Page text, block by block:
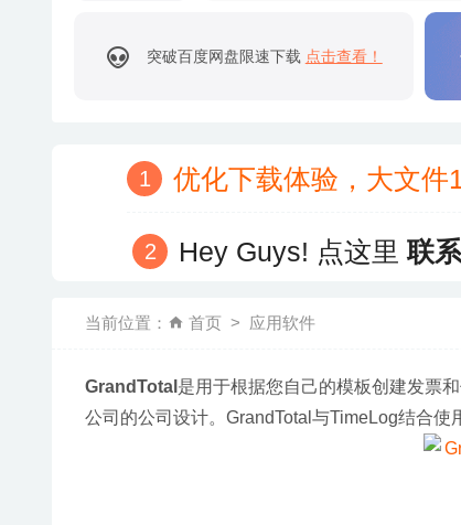
突破百度网盘限速下载 点击查看！
优化下载体验，大文
Hey Guys! 点这里联
当前位置： 首页 应用软件
GrandTotal 是用于根据您自己的模板创建发票
公司的公司设计。GrandTotal与TimeLog结合使